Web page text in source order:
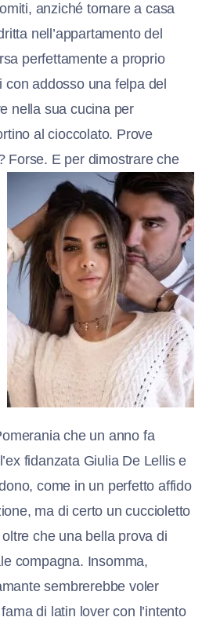
anziché tornare a casa
nell’appartamento del
perfettamente a proprio
addosso una felpa del
nella sua cucina per
al cioccolato. Prove
Forse. E perdimostrare che
che un anno fa
fidanzata Giulia De Lellis e
come in un perfetto affido
ma di certo un cuccioletto
che una bella prova di
compagna. Insomma,
sembrerebbe voler
di latin lover con l’intento